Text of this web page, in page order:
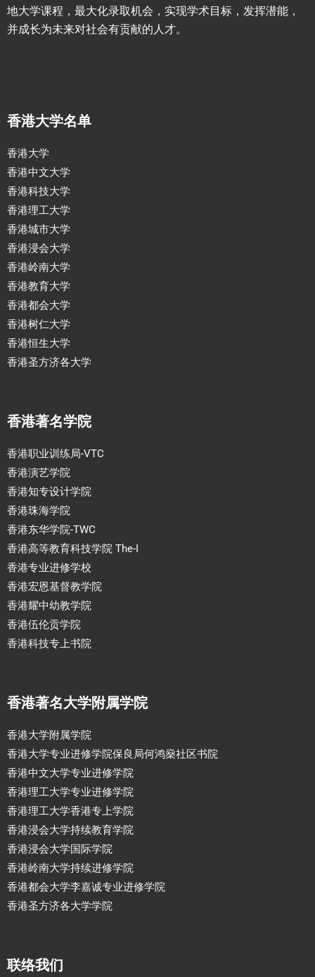
地大学课程，最大化录取机会，实现学术目标，发挥潜能，
并成长为未来对社会有贡献的人才。
香港大学名单
香港大学
香港中文大学
香港科技大学
香港理工大学
香港城市大学
香港浸会大学
香港岭南大学
香港教育大学
香港都会大学
香港树仁大学
香港恒生大学
香港圣方济各大学
香港著名学院
香港职业训练局-VTC
香港演艺学院
香港知专设计学院
香港珠海学院
香港东华学院-TWC
香港高等教育科技学院 The-I
香港专业进修学校
香港宏恩基督教学院
香港耀中幼教学院
香港伍伦贡学院
香港科技专上书院
香港著名大学附属学院
香港大学附属学院
香港大学专业进修学院保良局何鸿燊社区书院
香港中文大学专业进修学院
香港理工大学专业进修学院
香港理工大学香港专上学院
香港浸会大学持续教育学院
香港浸会大学国际学院
香港岭南大学持续进修学院
香港都会大学李嘉诚专业进修学院
香港圣方济各大学学院
联络我们